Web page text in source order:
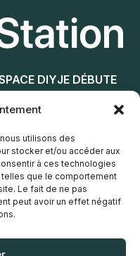
utilisons des
stocker et/ou accéder aux
à ces technologies
que le comportement
Le fait de ne pas
peut avoir un effet négatif
Ajouter au panier
DIYJE DÉBUTE